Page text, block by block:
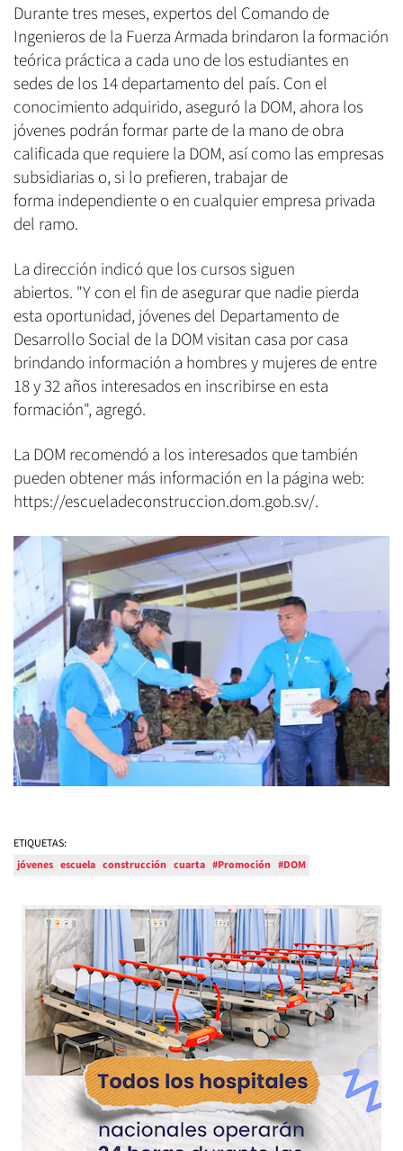
Durante tres meses, expertos del Comando de
Ingenieros de la Fuerza Armada brindaron la formación
teórica práctica a cada uno de los estudiantes en
sedes de los 14 departamento del país. Con el
conocimiento adquirido, aseguró la DOM, ahora los
jóvenes podrán formar parte de la mano de obra
calificada que requiere la DOM, así como las empresas
subsidiarias o, si lo prefieren, trabajar de
forma independiente o en cualquier empresa privada
del ramo.
La dirección indicó que los cursos siguen
abiertos. "Y con el fin de asegurar que nadie pierda
esta oportunidad, jóvenes del Departamento de
Desarrollo Social de la DOM visitan casa por casa
brindando información a hombres y mujeres de entre
18 y 32 años interesados en inscribirse en esta
formación", agregó.
La DOM recomendó a los interesados que también
pueden obtener más información en la página web:
https://escueladeconstruccion.dom.gob.sv/.
ETIQUETAS:
jóvenes escuela construcción cuarta #Promoción #DOM